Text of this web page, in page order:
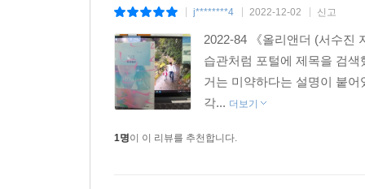
j********4 2022-12-02 신고
2022-84 《올리앤더 (서수진
습관처럼 포털에 제목을 검
거는 미약하다는 설명이 붙
각... 더보기
1명이 이 리뷰를 추천합니다.